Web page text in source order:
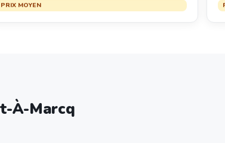
PRIX MOYEN
À-Marcq